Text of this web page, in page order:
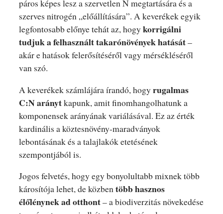
páros képes lesz a szervetlen N megtartására és a
szerves nitrogén „előállítására”. A keverékek egyik
legfontosabb előnye tehát az, hogykorrigálni
tudjuk a felhasznált takarónövények hatását–
akár e hatások felerősítéséről vagy mérsékléséről
van szó.
A keverékek számlájára írandó, hogyrugalmas
C:Naránytkapunk, amit finomhangolhatunk a
komponensek arányának variálásával. Ez az érték
kardinális a köztesnövény-maradványok
lebontásának és a talajlakók etetésének
szempontjából is.
Jogos felvetés, hogy egy bonyolultabb mixnek több
károsítója lehet, de közbentöbb hasznos
élőlénynek ad otthont– a biodiverzitás növekedése